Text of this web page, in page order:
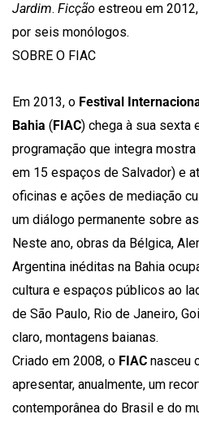
Jardim. Ficção estreou em
por seis monólogos.
SOBRE O FIAC
Em 2013, o Festival
Bahia ( FIAC) chega à sua sexta
programação que integra
em 15 espaços de Salvador) e
oficinas e ações de mediação
um diálogo permanente sobre
Neste ano, obras da Bélgica,
Argentina inéditas na Bahia
cultura e espaços públicos ao
de São Paulo, Rio de Janeiro,
claro, montagens baianas.
Criado em 2008, o FIAC nasceu
apresentar, anualmente, um
contemporânea do Brasil e do